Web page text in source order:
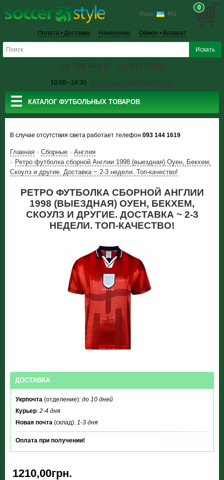
Язык RU
0
Оплата • Доставка Нанесение Обмен • Возврат
098 703 444 8 050 144 58 01
10:00 - 18:30 inform.soccerstyle@gmail.com
☰ КАТАЛОГ ФУТБОЛЬНЫХ ТОВАРОВ
В случае отсутствия света работает телефон 093 144 1619
Главная » Сборные » Англия
» Ретро футболка сборной Англии 1998 (выездная) Оуен, Бекхем,
Скоулз и другие. Доставка ~ 2-3 недели. Топ-качество!
РЕТРО ФУТБОЛКА СБОРНОЙ АНГЛИИ
1998 (ВЫЕЗДНАЯ) ОУЕН, БЕКХЕМ,
СКОУЛЗ И ДРУГИЕ. ДОСТАВКА ~ 2-3
НЕДЕЛИ. ТОП-КАЧЕСТВО!
ДОСТАВКА
Укрпочта (отделение): до 10 дней
Курьер: 2-4 дня
Новая почта (склад): 1-3 дня
Оплата при получении!
1210,00грн.